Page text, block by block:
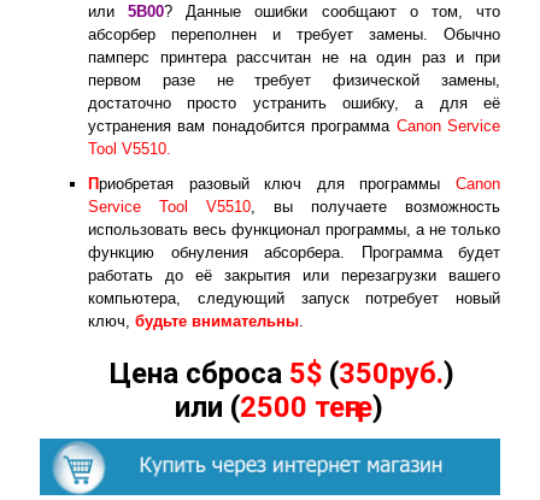
или5B00? Данные ошибки сообщают о том, что
абсорбер переполнен и требует замены. Обычно
памперс принтера рассчитан не на один раз и при
первом разе не требует физической замены,
достаточно просто устранить ошибку, а для её
устранения вам понадобится программа Canon Service
Tool V5510.
Приобретая разовый ключ для программы Canon
Service Tool V5510, вы получаете возможность
использовать весь функционал программы, а не только
функцию обнуления абсорбера. Программа будет
работать до её закрытия или перезагрузки вашего
компьютера, следующий запуск потребует новый
ключ, будьте внимательны.
Цена сброса 5$ (350руб.)
или (2500 теңге)